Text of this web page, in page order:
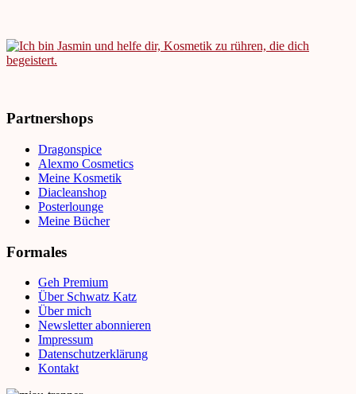
Partnershops
Dragonspice
Alexmo Cosmetics
Meine Kosmetik
Diacleanshop
Posterlounge
Meine Bücher
Formales
Geh Premium
Über Schwatz Katz
Über mich
Newsletter abonnieren
Impressum
Datenschutzerklärung
Kontakt